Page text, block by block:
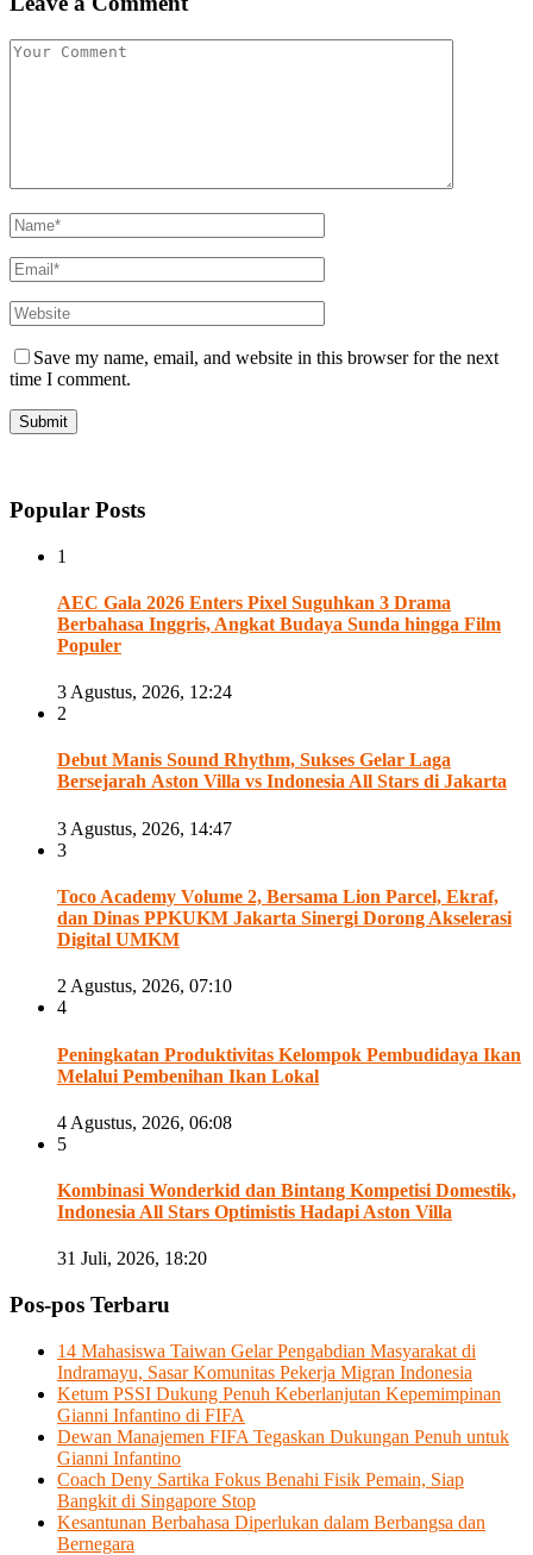
Save my name, email, and website in this browser for the next
time I comment.
Popular Posts
1
AEC Gala 2026 Enters Pixel Suguhkan 3 Drama
Berbahasa Inggris, Angkat Budaya Sunda hingga Film
Populer
3 Agustus, 2026, 12:24
2
Debut Manis Sound Rhythm, Sukses Gelar Laga
Bersejarah Aston Villa vs Indonesia All Stars di Jakarta
3 Agustus, 2026, 14:47
3
Toco Academy Volume 2, Bersama Lion Parcel, Ekraf,
dan Dinas PPKUKM Jakarta Sinergi Dorong Akselerasi
Digital UMKM
2 Agustus, 2026, 07:10
4
Peningkatan Produktivitas Kelompok Pembudidaya Ikan
Melalui Pembenihan Ikan Lokal
4 Agustus, 2026, 06:08
5
Kombinasi Wonderkid dan Bintang Kompetisi Domestik,
Indonesia All Stars Optimistis Hadapi Aston Villa
31 Juli, 2026, 18:20
Pos-pos Terbaru
14 Mahasiswa Taiwan Gelar Pengabdian Masyarakat di
Indramayu, Sasar Komunitas Pekerja Migran Indonesia
Ketum PSSI Dukung Penuh Keberlanjutan Kepemimpinan
Gianni Infantino di FIFA
Dewan Manajemen FIFA Tegaskan Dukungan Penuh untuk
Gianni Infantino
Coach Deny Sartika Fokus Benahi Fisik Pemain, Siap
Bangkit di Singapore Stop
Kesantunan Berbahasa Diperlukan dalam Berbangsa dan
Bernegara